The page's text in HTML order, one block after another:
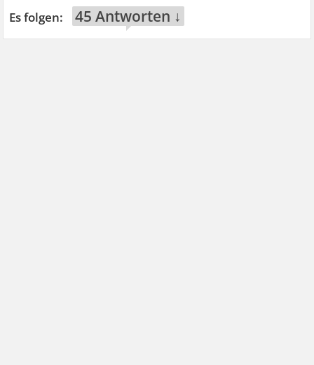
45 Antworten ↓